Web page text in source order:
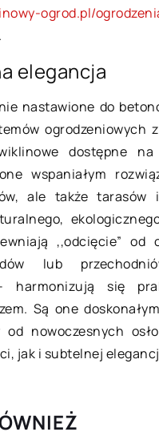
ogrod.pl/
.
elegancja
nastawione do
ogrodzeniowych
dostępne na
wspaniałym
ale także tarasów
,,odcięcie” od
lub
harmonizują się
Są one
nowoczesnych
jak i subtelnej